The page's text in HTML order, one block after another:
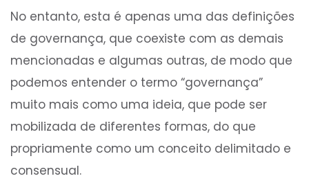
No entanto, esta é apenas uma das definições
de governança, que coexiste com as demais
mencionadas e algumas outras, de modo que
podemos entender o termo “governança”
muito mais como uma ideia, que pode ser
mobilizada de diferentes formas, do que
propriamente como um conceito delimitado e
consensual.